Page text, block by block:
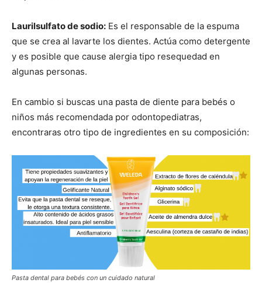
Laurilsulfato de sodio: Es el responsable de la espuma
que se crea al lavarte los dientes. Actúa como detergente
y es posible que cause alergia tipo resequedad en
algunas personas.
En cambio si buscas una pasta de diente para bebés o
niños más recomendada por odontopediatras,
encontraras otro tipo de ingredientes en su composición:
Pasta dental para bebés con un cuidado natural